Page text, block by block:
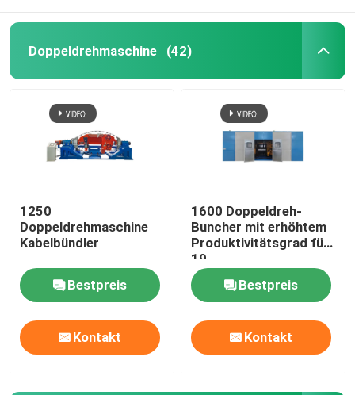
Doppeldrehmaschine (42)
1250
Doppeldrehmaschine
Kabelbündler
Bestpreis
Kontakt
1600 Doppeldreh-
Buncher mit erhöhtem
Produktivitätsgrad für
19
Kernstrangprozesse
Bestpreis
Kontakt